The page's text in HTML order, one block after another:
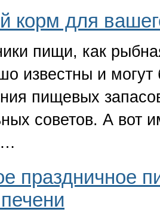
корм для
пищи, как
известны и
пищевых
советов. А вот
праздничное